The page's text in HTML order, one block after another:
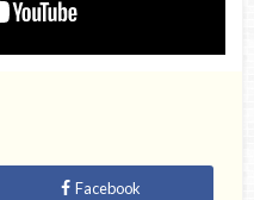
Facebook